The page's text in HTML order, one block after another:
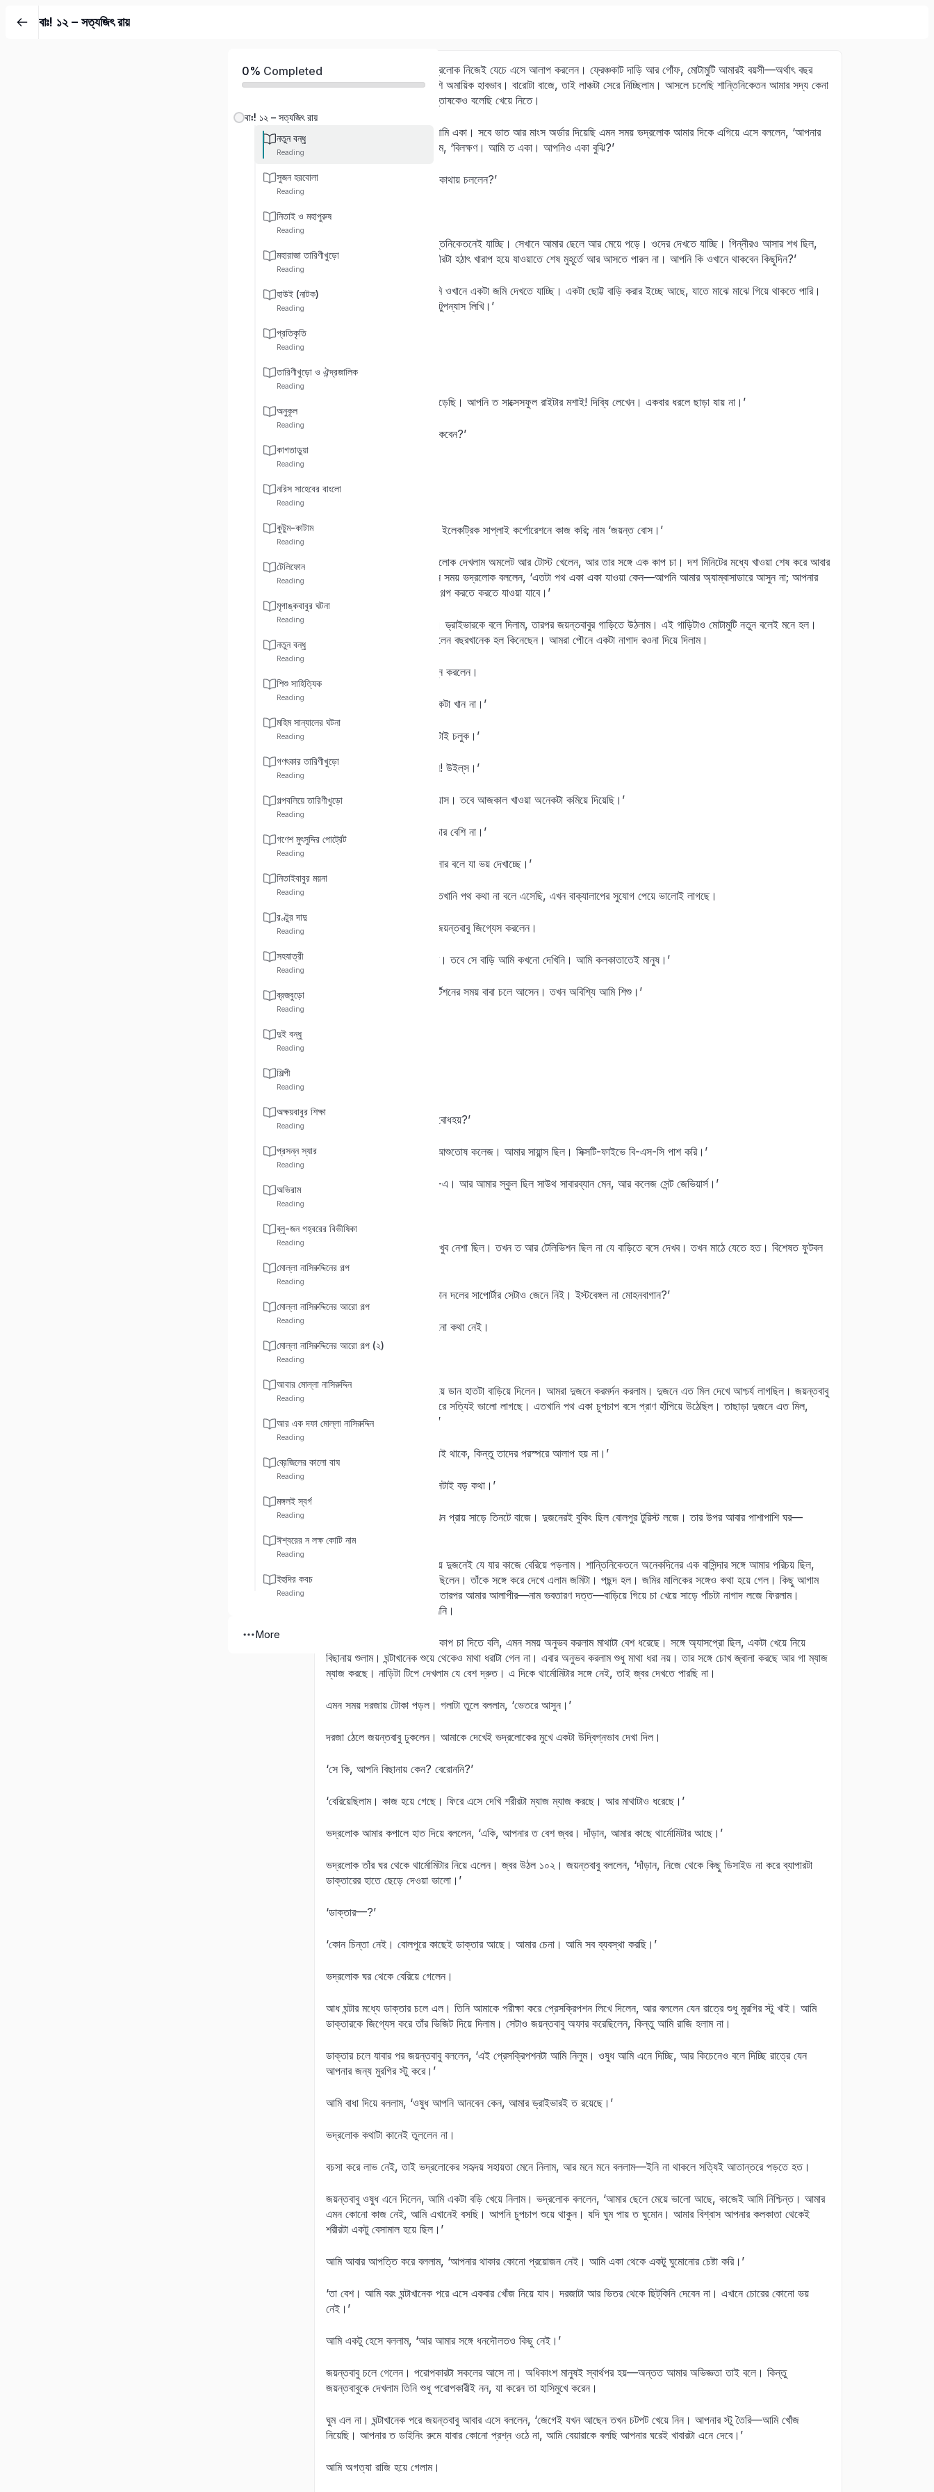
বাঃ! ১২ – সত্যজিৎ রায়
0% Completed
বাঃ! ১২ – সত্যজিৎ রায়
নতুন বন্ধু
Reading
সুজন হরবোলা
Reading
নিতাই ও মহাপুরুষ
Reading
মহারাজা তারিণীখুড়ো
Reading
হাউই (নাটক)
Reading
প্রতিকৃতি
Reading
তারিণীখুড়ো ও ঐন্দ্রজালিক
Reading
অনুকূল
Reading
কাগতাড়ুয়া
Reading
নরিস সাহেবের বাংলো
Reading
কুটুম-কাটাম
Reading
টেলিফোন
Reading
মৃগাঙ্কবাবুর ঘটনা
Reading
নতুন বন্ধু
Reading
শিশু সাহিত্যিক
Reading
মহিম সান্যালের ঘটনা
Reading
গণৎকার তারিণীখুড়ো
Reading
গল্পবলিয়ে তারিণীখুড়ো
Reading
গণেশ মুৎসুদ্দির পোর্ট্রেট
Reading
নিতাইবাবুর ময়না
Reading
রণ্টুর দাদু
Reading
সহযাত্রী
Reading
ব্রজবুড়ো
Reading
দুই বন্ধু
Reading
শিল্পী
Reading
অক্ষয়বাবুর শিক্ষা
Reading
প্রসন্ন স্যার
Reading
অভিরাম
Reading
ব্লু-জন গহ্বরের বিভীষিকা
Reading
মোল্লা নাসিরুদ্দিনের গল্প
Reading
মোল্লা নাসিরুদ্দিনের আরো গল্প
Reading
মোল্লা নাসিরুদ্দিনের আরো গল্প (২)
Reading
আবার মোল্লা নাসিরুদ্দিন
Reading
আর এক দফা মোল্লা নাসিরুদ্দিন
Reading
ব্রেজিলের কালো বাঘ
Reading
মঙ্গলই স্বর্গ
Reading
ঈশ্বরের ন লক্ষ কোটি নাম
Reading
ইহুদির কবচ
Reading
More
বর্ধমান স্টেশনের রেস্টোর‍্যান্টে ভদ্রলোক নিজেই যেচে এসে আলাপ করলেন। ফ্রেঞ্চকাট দাড়ি আর গোঁফ, মোটামুটি আমারই বয়সী—অর্থাৎ বছর
চল্লিশ-বেয়াল্লিশ—বেশ হাসিখুশি অমায়িক হাবভাব। বারোটা বাজে, তাই লাঞ্চটা সেরে নিচ্ছিলাম। আসলে চলেছি শান্তিনিকেতন আমার সদ্য কেনা
মারুতি ভ্যান-এ। ড্রাইভার সন্তোষকেও বলেছি খেয়ে নিতে।
একটা চারজনের টেবিলে বসেছি আমি একা। সবে ভাত আর মাংস অর্ডার দিয়েছি এমন সময় ভদ্রলোক আমার দিকে এগিয়ে এসে বললেন, ‘আপনার
টেবিলে বসতে পারি?’ আমি বললাম, ‘বিলক্ষণ। আমি ত একা। আপনিও একা বুঝি?’
‘আজ্ঞে হ্যাঁ,’ বললেন। ‘আপনি কোথায় চললেন?’
‘শান্তিনিকেতন।’
‘বাঃ—ভালোই হল। আমিও শান্তিনিকেতনেই যাচ্ছি। সেখানে আমার ছেলে আর মেয়ে পড়ে। ওদের দেখতে যাচ্ছি। গিন্নীরও আসার শখ ছিল,
কিন্তু আমার শ্বশুর মশাইয়ের শরীরটা হঠাৎ খারাপ হয়ে যাওয়াতে শেষ মুহূর্তে আর আসতে পারল না। আপনি কি ওখানে থাকবেন কিছুদিন?’
‘দিন দুয়েক,’ বললাম আমি। আমি ওখানে একটা জমি দেখতে যাচ্ছি। একটা ছোট্ট বাড়ি করার ইচ্ছে আছে, যাতে মাঝে মাঝে গিয়ে থাকতে পারি।
আমি একজন লেখক। উপন্যাস-টুপন্যাস লিখি।’
‘অমিয়নাথ সরকার।’
‘ও হো! আপনার লেখা ত আমি পড়েছি। আপনি ত সাক্সেসফুল রাইটার মশাই! দিব্যি লেখেন। একবার ধরলে ছাড়া যায় না।’
‘আপনি শান্তিনিকেতনে কদিন থাকবেন?’
‘আমাকে নামে চিনবেন না। আমি ইলেকট্রিক সাপ্লাই কর্পোরেশনে কাজ করি; নাম ‘জয়ন্ত বোস।’
আমাদের খাবার এসে গেল। ভদ্রলোক দেখলাম অমলেট আর টোস্ট খেলেন, আর তার সঙ্গে এক কাপ চা। দশ মিনিটের মধ্যে খাওয়া শেষ করে আবার
রওনা দেবার উদ্যোগ করছি, এমন সময় ভদ্রলোক বললেন, ‘এতটা পথ একা একা যাওয়া কেন—আপনি আমার অ্যাম্বাসাডারে আসুন না; আপনার
গাড়ি পেছন পেছন আসুক। বেশ গল্প করতে করতে যাওয়া যাবে।’
প্রস্তাবটা আমার ভালোই লাগল। ড্রাইভারকে বলে দিলাম, তারপর জয়ন্তবাবুর গাড়িতে উঠলাম। এই গাড়িটাও মোটামুটি নতুন বলেই মনে হল।
ভদ্রলোককে জিগ্যেস করতে বললেন বছরখানেক হল কিনেছেন। আমরা পৌনে একটা নাগাদ রওনা দিয়ে দিলাম।
‘সিগারেট চলে?’ জয়ন্তবাবু প্রশ্ন করলেন।
‘তা চলে। তবে আপনি আমার একটা খান না।’
‘সে হবে এখন। আপাতত আমারটাই চলুক।’
‘আপনি দেখছি আমারই ব্র্যান্ড খান! উইল্‌স।’
“আজ্ঞে হ্যাঁ। অনেকদিনের অভ্যাস। তবে আজকাল খাওয়া অনেকটা কমিয়ে দিয়েছি।’
‘আমিও। দিনে এক প্যাকেট। তার বেশি না।’
‘আমারও তাই। ক্যানসার-ক্যানসার বলে যা ভয় দেখাচ্ছে।’
আমাদের গাড়ি চলতে লাগল। এতখানি পথ কথা না বলে এসেছি, এখন বাক্যালাপের সুযোগ পেয়ে ভালোই লাগছে।
‘আপনার আদি নিবাস কোথায়?’ জয়ন্তবাবু জিগ্যেস করলেন।
‘পৈত্রিক বাড়ি পূর্ববঙ্গে—ফরিদপুর। তবে সে বাড়ি আমি কখনো দেখিনি। আমি কলকাতাতেই মানুষ।’
‘আমিও পূর্ববঙ্গ। নোয়াখালি। পার্টিশনের সময় বাবা চলে আসেন। তখন অবিশ্যি আমি শিশু।’
‘পড়াশুনা কলকাতাতেই করেছেন বোধহয়?’
‘হ্যাঁ। মিত্র ইনস্টিটিউশন আর আশুতোষ কলেজ। আমার সায়ান্স ছিল। সিক্সটি-ফাইভে বি-এস-সি পাশ করি।’
‘আমিও, তবে বি-এস-সি নয়, বি-এ। আর আমার স্কুল ছিল সাউথ সাবারব্যান মেন, আর কলেজ সেন্ট জেভিয়ার্স।’
‘ক্রিকেট খেলতাম। খেলা দেখার খুব নেশা ছিল। তখন ত আর টেলিভিশন ছিল না যে বাড়িতে বসে দেখব। তখন মাঠে যেতে হত। বিশেষত ফুটবল
দেখতে।’
‘ফুটবলই যদি বললেন, তাহলে কোন দলের সাপোর্টার সেটাও জেনে নিই। ইস্টবেঙ্গল না মোহনবাগান?’
‘মোহনবাগান। এ বিষয় আর কোনো কথা নেই।
জয়ন্তবাবু সিগারেটটা বাঁ হাতে নিয়ে ডান হাতটা বাড়িয়ে দিলেন। আমরা দুজনে করমর্দন করলাম। দুজনে এত মিল দেখে আশ্চর্য লাগছিল। জয়ন্তবাবু
বললেন, ‘আপনার সঙ্গে আলাপ করে সত্যিই ভালো লাগছে। এতখানি পথ একা চুপচাপ বসে প্রাণ হাঁপিয়ে উঠেছিল। তাছাড়া দুজনে এত মিল,
সেটাও ত একটা আশ্চর্য ব্যাপার।’
‘এরকম মিল হয়ত অনেকের মধ্যেই থাকে, কিন্তু তাদের পরস্পরে আলাপ হয় না।’
‘আমাদের যে আলাপ হয়ে গেল সেটাই বড় কথা।’
শান্তিনিকেতন যখন পৌঁছলাম তখন প্রায় সাড়ে তিনটে বাজে। দুজনেরই বুকিং ছিল বোলপুর টুরিস্ট লজে। তার উপর আবার পাশাপাশি ঘর—
একেবারে অবিশ্বাস্য ব্যাপার।
ঘরে মালপত্তর রেখে হাত মুখ ধুয়ে দুজনেই যে যার কাজে বেরিয়ে পড়লাম। শান্তিনিকেতনে অনেকদিনের এক বাসিন্দার সঙ্গে আমার পরিচয় ছিল,
তিনিই আমাকে জমির কথাটা বলেছিলেন। তাঁকে সঙ্গে করে দেখে এলাম জমিটা। পছন্দ হল। জমির মালিকের সঙ্গেও কথা হয়ে গেল। কিছু আগাম
দিয়ে জমিটাকে বুক করে নিলাম। তারপর আমার আলাপীর—নাম ভবতারণ দত্ত—বাড়িয়ে গিয়ে চা খেয়ে সাড়ে পাঁচটা নাগাদ লজে ফিরলাম।
জয়ন্তবাবু দেখলাম তখনো ফেরেননি।
ভাবছি বেয়ারাটাকে ডেকে আরেক কাপ চা দিতে বলি, এমন সময় অনুভব করলাম মাথাটা বেশ ধরেছে। সঙ্গে অ্যাসপ্রো ছিল, একটা খেয়ে নিয়ে
বিছানায় শুলাম। ঘন্টাখানেক শুয়ে থেকেও মাথা ধরাটা গেল না। এবার অনুভব করলাম শুধু মাথা ধরা নয়। তার সঙ্গে চোখ জ্বালা করছে আর গা ম্যাজ
ম্যাজ করছে। নাড়িটা টিপে দেখলাম যে বেশ দ্রুত। এ দিকে থার্মোমিটার সঙ্গে নেই, তাই জ্বর দেখতে পারছি না।
এমন সময় দরজায় টোকা পড়ল। গলাটা তুলে বললাম, ‘ভেতরে আসুন।’
দরজা ঠেলে জয়ন্তবাবু ঢুকলেন। আমাকে দেখেই ভদ্রলোকের মুখে একটা উদ্বিগ্নভাব দেখা দিল।
‘সে কি, আপনি বিছানায় কেন? বেরোননি?’
‘বেরিয়েছিলাম। কাজ হয়ে গেছে। ফিরে এসে দেখি শরীরটা ম্যাজ ম্যাজ করছে। আর মাথাটাও ধরেছে।’
ভদ্রলোক আমার কপালে হাত দিয়ে বললেন, ‘একি, আপনার ত বেশ জ্বর। দাঁড়ান, আমার কাছে থার্মোমিটার আছে।’
ভদ্রলোক তাঁর ঘর থেকে থার্মোমিটার নিয়ে এলেন। জ্বর উঠল ১০২। জয়ন্তবাবু বললেন, ‘দাঁড়ান, নিজে থেকে কিছু ডিসাইড না করে ব্যাপারটা
ডাক্তারের হাতে ছেড়ে দেওয়া ভালো।’
‘ডাক্তার—?’
‘কোন চিন্তা নেই। বোলপুরে কাছেই ডাক্তার আছে। আমার চেনা। আমি সব ব্যবস্থা করছি।’
ভদ্রলোক ঘর থেকে বেরিয়ে গেলেন।
আধ ঘন্টার মধ্যে ডাক্তার চলে এল। তিনি আমাকে পরীক্ষা করে প্রেসক্রিপশন লিখে দিলেন, আর বললেন যেন রাত্রে শুধু মুরগির স্টু খাই। আমি
ডাক্তারকে জিগ্যেস করে তাঁর ভিজিট দিয়ে দিলাম। সেটাও জয়ন্তবাবু অফার করেছিলেন, কিন্তু আমি রাজি হলাম না।
ডাক্তার চলে যাবার পর জয়ন্তবাবু বললেন, ‘এই প্রেসক্রিপশনটা আমি নিলুম। ওষুধ আমি এনে দিচ্ছি, আর কিচেনেও বলে দিচ্ছি রাত্রে যেন
আপনার জন্য মুরগির স্টু করে।’
আমি বাধা দিয়ে বললাম, ‘ওষুধ আপনি আনবেন কেন, আমার ড্রাইভারই ত রয়েছে।’
ভদ্রলোক কথাটা কানেই তুললেন না।
বচসা করে লাভ নেই, তাই ভদ্রলোকের সহৃদয় সহায়তা মেনে নিলাম, আর মনে মনে বললাম—ইনি না থাকলে সত্যিই আতান্তরে পড়তে হত।
জয়ন্তবাবু ওষুধ এনে দিলেন, আমি একটা বড়ি খেয়ে নিলাম। ভদ্রলোক বললেন, ‘আমার ছেলে মেয়ে ভালো আছে, কাজেই আমি নিশ্চিন্ত। আমার
এমন কোনো কাজ নেই, আমি এখানেই বসছি। আপনি চুপচাপ শুয়ে থাকুন। যদি ঘুম পায় ত ঘুমোন। আমার বিশ্বাস আপনার কলকাতা থেকেই
শরীরটা একটু বেসামাল হয়ে ছিল।’
আমি আবার আপত্তি করে বললাম, ‘আপনার থাকার কোনো প্রয়োজন নেই। আমি একা থেকে একটু ঘুমোনোর চেষ্টা করি।’
‘তা বেশ। আমি বরং ঘন্টাখানেক পরে এসে একবার খোঁজ নিয়ে যাব। দরজাটা আর ভিতর থেকে ছিট্‌কিনি দেবেন না। এখানে চোরের কোনো ভয়
নেই।’
আমি একটু হেসে বললাম, ‘আর আমার সঙ্গে ধনদৌলতও কিছু নেই।’
জয়ন্তবাবু চলে গেলেন। পরোপকারটা সকলের আসে না। অধিকাংশ মানুষই স্বার্থপর হয়—অন্তত আমার অভিজ্ঞতা তাই বলে। কিন্তু
জয়ন্তবাবুকে দেখলাম তিনি শুধু পরোপকারীই নন, যা করেন তা হাসিমুখে করেন।
ঘুম এল না। ঘন্টাখানেক পরে জয়ন্তবাবু আবার এসে বললেন, ‘জেগেই যখন আছেন তখন চটপট খেয়ে নিন। আপনার স্টু তৈরি—আমি খোঁজ
নিয়েছি। আপনার ত ডাইনিং রুমে যাবার কোনো প্রশ্ন ওঠে না, আমি বেয়ারাকে বলছি আপনার ঘরেই খাবারটা এনে দেবে।’
আমি অগত্যা রাজি হয়ে গেলাম।
Sign in